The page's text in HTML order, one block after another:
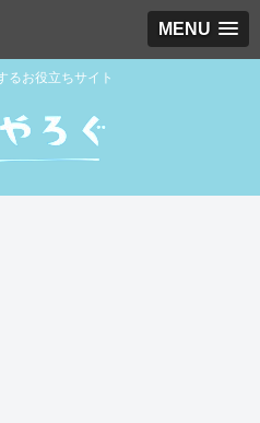
MENU
るお役立ちサイト